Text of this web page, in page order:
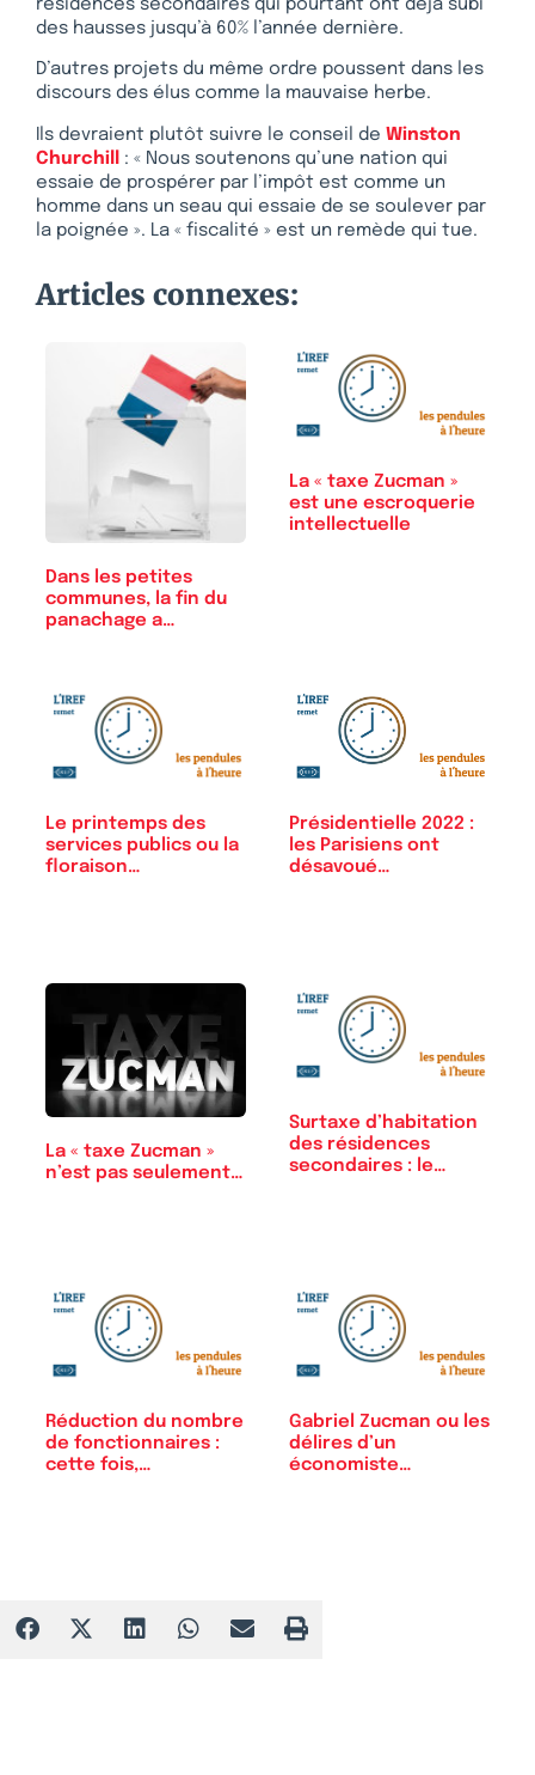
résidences secondaires qui pourtant ont déjà subi
des hausses jusqu’à 60% l’année dernière.
D’autres projets du même ordre poussent dans les
discours des élus comme la mauvaise herbe.
Ils devraient plutôt suivre le conseil de Winston
Churchill
: « Nous soutenons qu’une nation qui
essaie de prospérer par l’impôt est comme un
homme dans un seau qui essaie de se soulever par
la poignée ». La « fiscalité » est un remède qui tue.
Articles connexes:
Dans les petites
communes, la fin du
panachage a…
La « taxe Zucman »
est une escroquerie
intellectuelle
Le printemps des
services publics ou la
floraison…
Présidentielle 2022 :
les Parisiens ont
désavoué…
La « taxe Zucman »
n’est pas seulement…
Surtaxe d’habitation
des résidences
secondaires : le…
Réduction du nombre
de fonctionnaires :
cette fois,…
Gabriel Zucman ou les
délires d’un
économiste…